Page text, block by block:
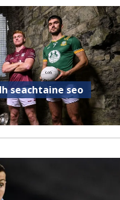
seachtaine seo